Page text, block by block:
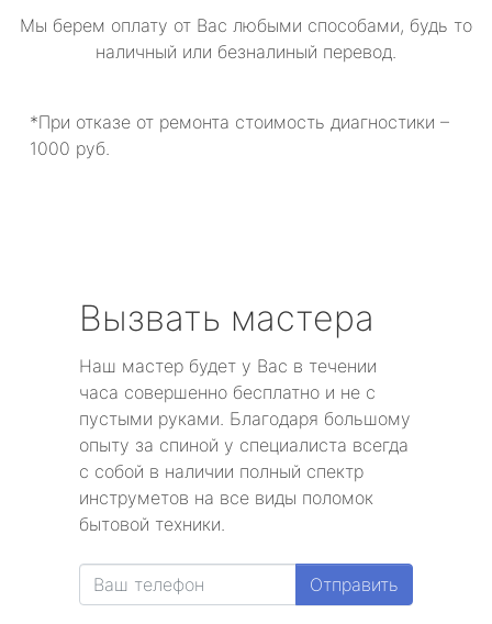
Мы берем оплату от Вас любыми способами, будь то
наличный или безналиный перевод.
*При отказе от ремонта стоимость диагностики –
1000 руб.
Вызвать мастера
Наш мастер будет у Вас в течении
часа совершенно бесплатно и не с
пустыми руками. Благодаря большому
опыту за спиной у специалиста всегда
с собой в наличии полный спектр
инструметов на все виды поломок
бытовой техники.
Отправить